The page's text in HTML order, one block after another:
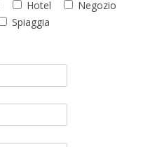
Hotel
Negozio
Spiaggia